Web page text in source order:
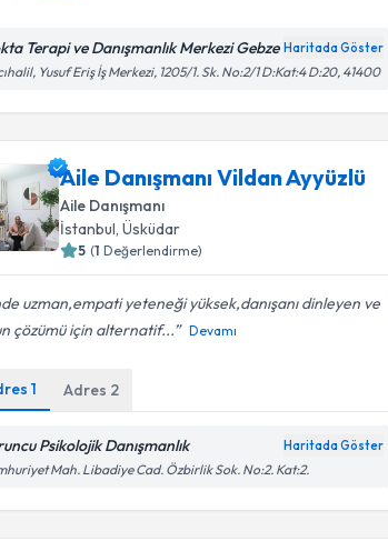
Terapi ve Danışmanlık Merkezi Gebze Haritada Göster
Yusuf Eriş İş Merkezi, 1205/1. Sk. No:2/1 D:Kat:4 D:20, 41400
Aile Danışmanı Vildan Ayyüzlü
Aile Danışmanı
İstanbul, Üsküdar
5 (1 Değerlendirme)
uzman,empati yeteneği yüksek,danışanı dinleyen ve
çözümü için alternatif...
Devamı
1 Adres 2
Psikolojik Danışmanlık Haritada Göster
Mah. Libadiye Cad. Özbirlik Sok. No:2. Kat:2.